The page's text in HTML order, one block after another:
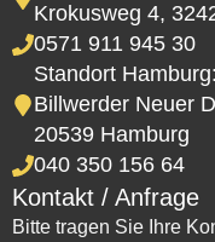
Krokusweg 4,
0571 911 945 30
Standort Hamburg:
Billwerder Neuer
20539 Hamburg
040 350 156 64
Kontakt / Anfrage
Bitte tragen Sie Ihre